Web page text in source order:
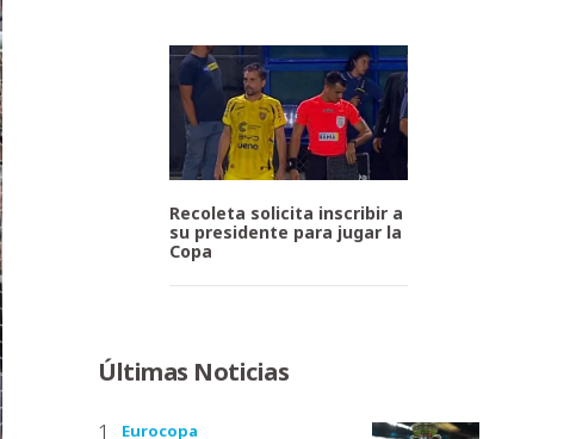
Recoleta solicita inscribir a
su presidente para jugar la
Copa
Últimas Noticias
Eurocopa